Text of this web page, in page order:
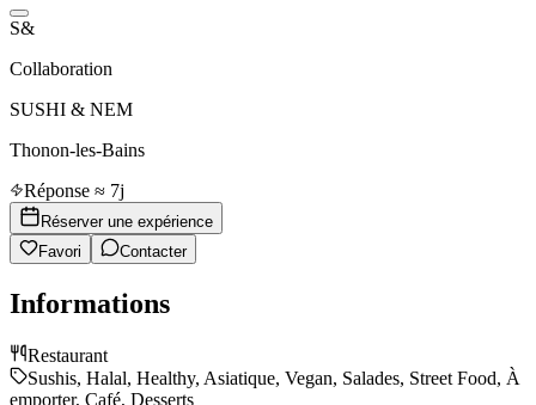
S&
Collaboration
SUSHI & NEM
Thonon-les-Bains
Réponse ≈ 7j
Réserver une expérience
Favori
Contacter
Informations
Restaurant
Sushis, Halal, Healthy, Asiatique, Vegan, Salades, Street Food, À
emporter, Café, Desserts